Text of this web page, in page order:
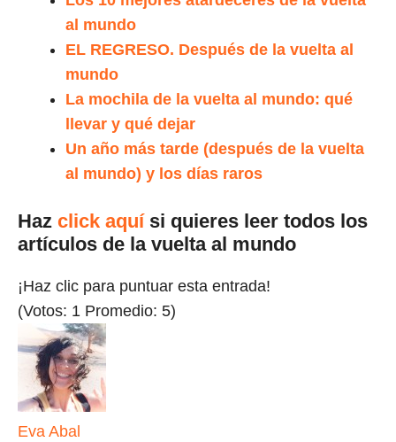
al mundo
EL REGRESO. Después de la vuelta al
mundo
La mochila de la vuelta al mundo: qué
llevar y qué dejar
Un año más tarde (después de la vuelta
al mundo) y los días raros
Haz click aquísi quieres leer todos los
artículos de la vuelta al mundo
¡Haz clic para puntuar esta entrada!
(Votos: 1 Promedio: 5)
Eva Abal